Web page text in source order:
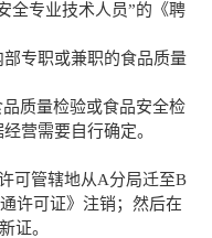
专业技术人员”的《聘
专职或兼职的食品质量
质量检验或食品安全检
营需要自行确定。
可管辖地从A分局迁至B
许可证》注销；然后在
证。